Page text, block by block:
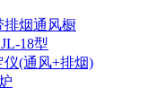
排烟通风橱
18型
(通风+排烟)